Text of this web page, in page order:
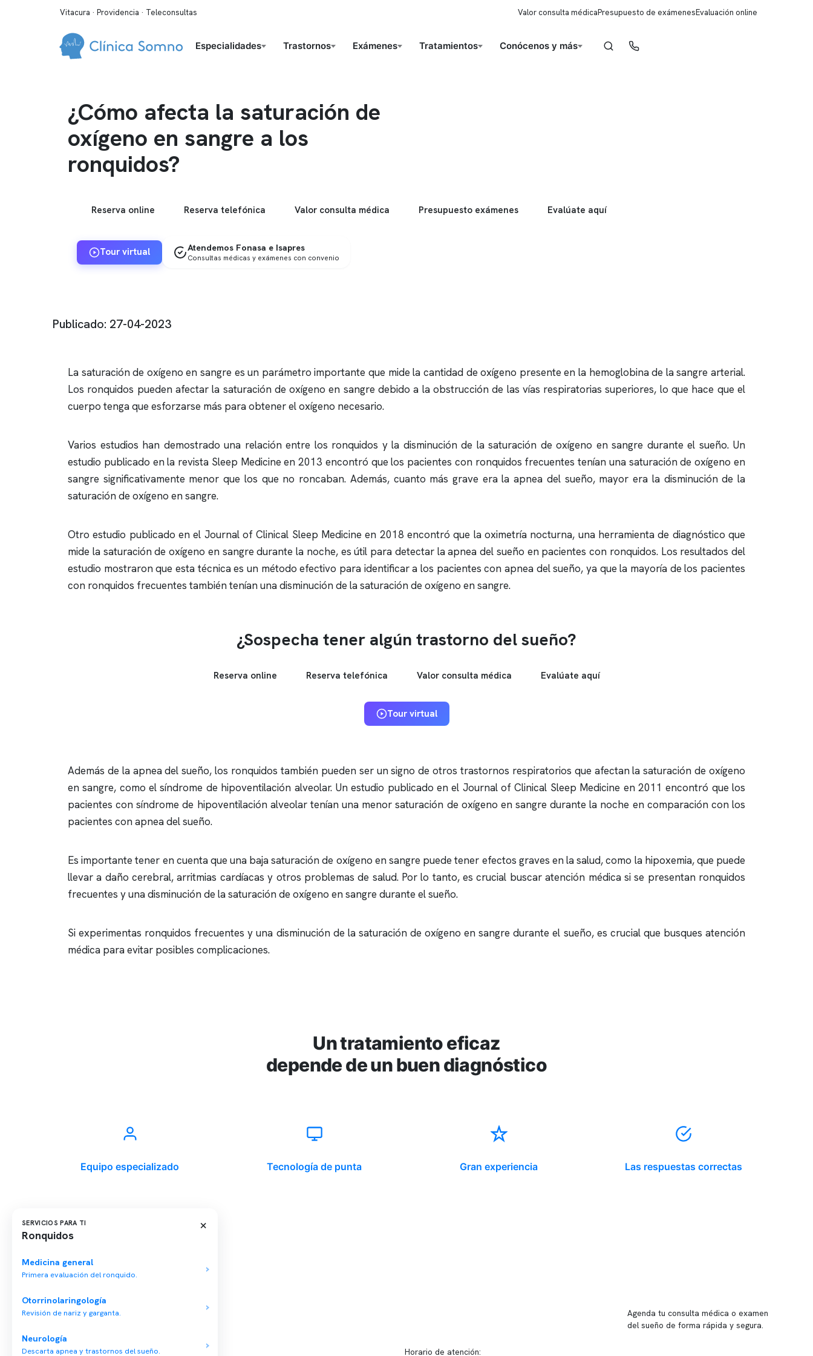
Vitacura · Providencia · Teleconsultas Valor consulta médicaPresupuesto de exámenesEvaluación online
Especialidades Trastornos Exámenes Tratamientos Conócenos y más
¿Cómo afecta la saturación de
oxígeno en sangre a los
ronquidos?
Reserva online Reserva telefónica Valor consulta médica Presupuesto exámenes Evalúate aquí
Tour virtual Atendemos Fonasa e Isapres
Consultas médicas y exámenes con convenio
Publicado: 27-04-2023
La saturación de oxígeno en sangre es un parámetro importante que mide la cantidad de oxígeno presente en la hemoglobina de la sangre arterial.
Los ronquidos pueden afectar la saturación de oxígeno en sangre debido a la obstrucción de las vías respiratorias superiores, lo que hace que el
cuerpo tenga que esforzarse más para obtener el oxígeno necesario.
Varios estudios han demostrado una relación entre los ronquidos y la disminución de la saturación de oxígeno en sangre durante el sueño. Un
estudio publicado en la revista Sleep Medicine en 2013 encontró que los pacientes con ronquidos frecuentes tenían una saturación de oxígeno en
sangre significativamente menor que los que no roncaban. Además, cuanto más grave era laapnea del sueño, mayor era la disminución de la
saturación de oxígeno en sangre.
Otro estudio publicado en el Journal of Clinical Sleep Medicine en 2018 encontró que la oximetría nocturna, una herramienta de diagnóstico que
mide la saturación de oxígeno en sangre durante la noche, es útil para detectar laapnea del sueño en pacientes con ronquidos. Los resultados del
estudio mostraron que esta técnica es un método efectivo para identificar a los pacientes con apnea del sueño, ya que la mayoría de los pacientes
con ronquidos frecuentes también tenían una disminución de la saturación de oxígeno en sangre.
¿Sospecha tener algún trastorno del sueño?
Reserva online Reserva telefónica Valor consulta médica Evalúate aquí
Tour virtual
Además de la apnea del sueño, los ronquidos también pueden ser un signo de otros trastornos respiratorios que afectan la saturación de oxígeno
en sangre, como el síndrome de hipoventilación alveolar. Un estudio publicado en el Journal of Clinical Sleep Medicine en 2011 encontró que los
pacientes con síndrome de hipoventilación alveolar tenían una menor saturación de oxígeno en sangre durante la noche en comparación con los
pacientes conapnea del sueño.
Es importante tener en cuenta que una baja saturación de oxígeno en sangre puede tener efectos graves en la salud, como la hipoxemia, que puede
llevar a daño cerebral, arritmias cardíacas y otros problemas de salud. Por lo tanto, es crucial buscar atención médica si se presentan ronquidos
frecuentes y una disminución de la saturación de oxígeno en sangre durante el sueño.
Si experimentas ronquidos frecuentes y una disminución de la saturación de oxígeno en sangre durante el sueño, es crucial que busques atención
médica para evitar posibles complicaciones.
Un tratamiento eficaz
depende de un buen diagnóstico
Equipo especializado Tecnología de punta Gran experiencia Las respuestas correctas
Última modificación: 27-04-2023
del sueño y un equipo multidisciplinario para
tu salud integral.
Horario de atención:
Agenda tu consulta médica o examen
del sueño de forma rápida y segura.
SERVICIOS PARA TI
Ronquidos
×
Medicina general
Primera evaluación del ronquido.
Otorrinolaringología
Revisión de nariz y garganta.
Neurología
Descarta apnea y trastornos del sueño.